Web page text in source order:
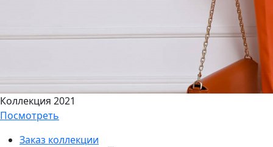
Коллекция 2021
Посмотреть
Заказ коллекции